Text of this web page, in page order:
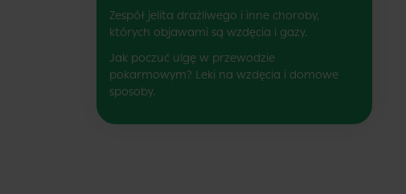
Zespół jelita drażliwego i inne choroby,
których objawami są wzdęcia i gazy.
Jak poczuć ulgę w przewodzie
pokarmowym? Leki na wzdęcia i domowe
sposoby.